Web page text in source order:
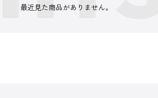
最近見た商品がありません。